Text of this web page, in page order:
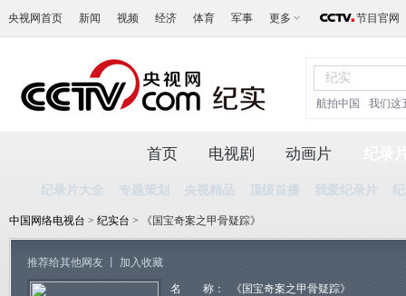
央视网首页 新闻 视频 经济 体育 军事 更多 节目官网
航拍中国 我们这
首页 电视剧 动画片
纪录片大全 专题策划 央视精品 顶级首播 我爱纪录片
中国网络电视台 > 纪实台 > 《国宝奇案之甲骨疑踪》
推荐给其他网友 加入收藏
名 称：
《国宝奇案之甲骨疑踪》